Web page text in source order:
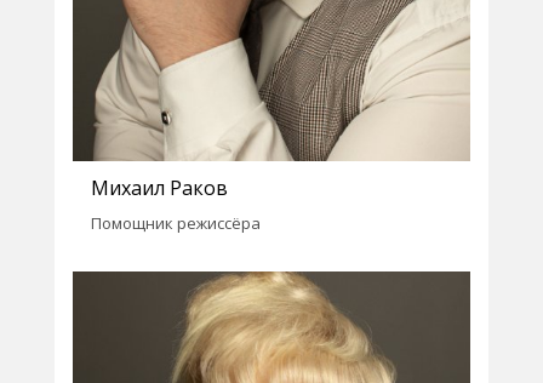
Михаил Раков
Помощник режиссёра